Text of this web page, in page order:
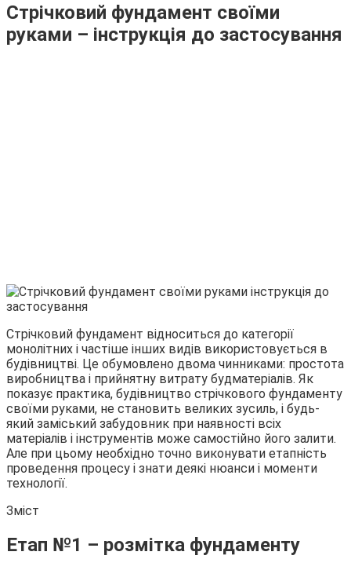
Стрічковий фундамент своїми
руками – інструкція до застосування
Стрічковий фундамент відноситься до категорії
монолітних і частіше інших видів використовується в
будівництві. Це обумовлено двома чинниками: простота
виробництва і прийнятну витрату будматеріалів. Як
показує практика, будівництво стрічкового фундаменту
своїми руками, не становить великих зусиль, і будь-
який заміський забудовник при наявності всіх
матеріалів і інструментів може самостійно його залити.
Але при цьому необхідно точно виконувати етапність
проведення процесу і знати деякі нюанси і моменти
технології.
Зміст
Етап №1 – розмітка фундаменту